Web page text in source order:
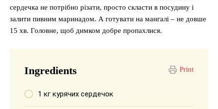
сердечка не потрібно різати, просто скласти в посудину і
залити пивним маринадом. А готувати на мангалі – не довше
15 хв. Головне, щоб димком добре пропахлися.
Print
Ingredients
1 кг курячих сердечок